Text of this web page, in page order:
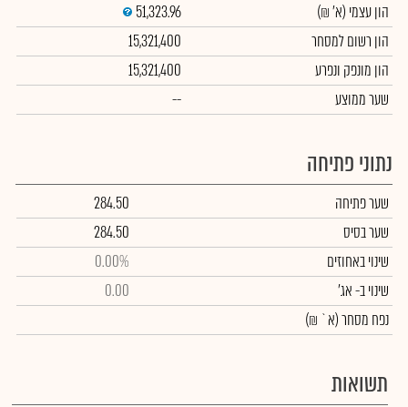
הון עצמי (א' ₪)
51,323.96
הון רשום למסחר
15,321,400
הון מונפק ונפרע
15,321,400
שער ממוצע
--
נתוני פתיחה
שער פתיחה
284.50
שער בסיס
284.50
שינוי באחוזים
0.00%
שינויב- אג'
0.00
נפח מסחר(א` ₪)
תשואות